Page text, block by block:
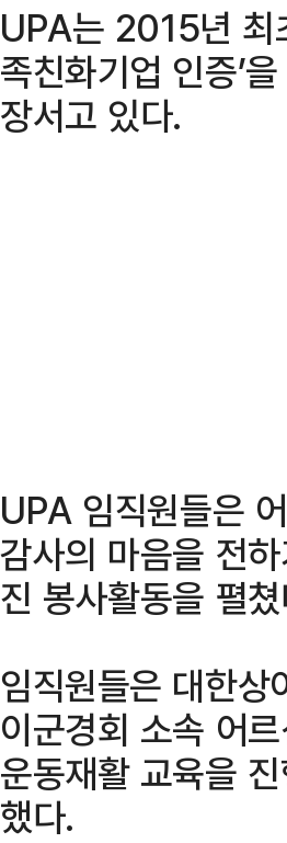
UPA는 2015년 최
족친화기업 인증’
장서고 있다.
UPA 임직원들은
감사의 마음을 전
진 봉사활동을 펼
임직원들은 대한
이군경회 소속 어
운동재활 교육을
했다.